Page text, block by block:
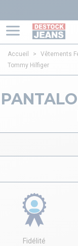
Accueil > Vêtements
Tommy Hilfiger
Fidélité